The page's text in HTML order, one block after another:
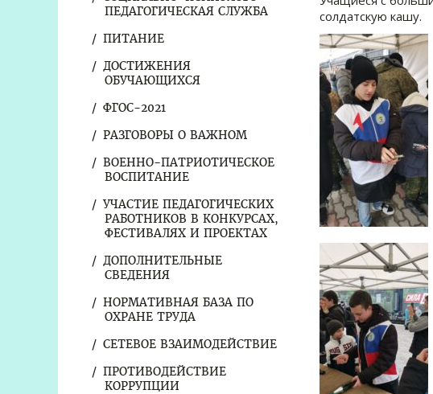
ПЕДАГОГИЧЕСКАЯ СЛУЖБА
ПИТАНИЕ
ДОСТИЖЕНИЯ
ОБУЧАЮЩИХСЯ
ФГОС-2021
РАЗГОВОРЫ О ВАЖНОМ
ВОЕННО-ПАТРИОТИЧЕСКОЕ
ВОСПИТАНИЕ
УЧАСТИЕ ПЕДАГОГИЧЕСКИХ
РАБОТНИКОВ В КОНКУРСАХ,
ФЕСТИВАЛЯХ И ПРОЕКТАХ
ДОПОЛНИТЕЛЬНЫЕ
СВЕДЕНИЯ
НОРМАТИВНАЯ БАЗА ПО
ОХРАНЕ ТРУДА
СЕТЕВОЕ ВЗАИМОДЕЙСТВИЕ
ПРОТИВОДЕЙСТВИЕ
КОРРУПЦИИ
солдатскую кашу.